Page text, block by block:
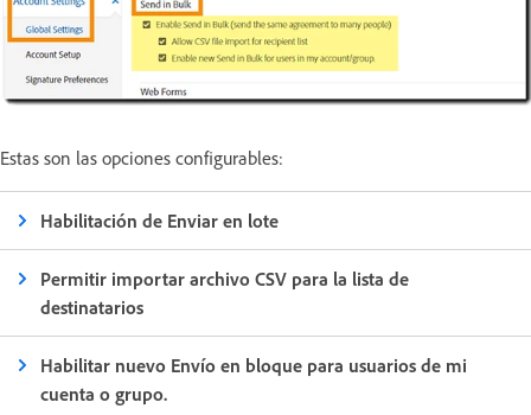
Estas son las opciones configurables:
Habilitación de Enviar en lote
Permitir importar archivo CSV para la lista de
destinatarios
Habilitar nuevo Envío en bloque para usuarios de mi
cuenta o grupo.